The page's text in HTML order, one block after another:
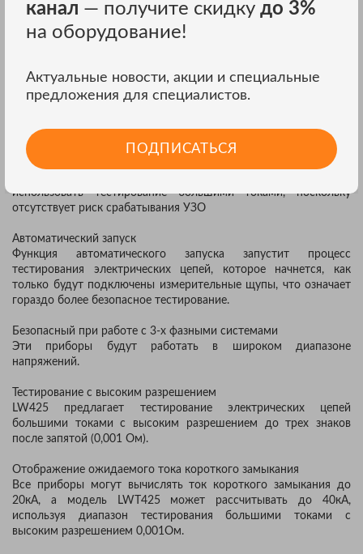
тестирования электрических цепей, гарантируя отсутствие
влияния побочного электрического шума на точность
измерения.
Существует два рабочих режима:
а) Тестирование выполняется в течение 10 секунд и, при
наличии шума, появится предупреждение.
продляется
Тестирование электрических цепей большими токами
использовать тестирование большими токами, поскольку
отсутствует риск срабатывания УЗО
Автоматический запуск
Функция автоматического запуска запустит процесс
тестирования электрических цепей, которое начнется, как
только будут подключены измерительные щупы, что означает
гораздо более безопасное тестирование.
Безопасный при работе с 3-х фазными системами
Эти приборы будут работать в широком диапазоне
напряжений.
Тестирование с высоким разрешением
LW425 предлагает тестирование электрических цепей
большими токами с высоким разрешением до трех знаков
после запятой (0,001 Ом).
Отображение ожидаемого тока короткого замыкания
Все приборы могут вычислять ток короткого замыкания до
20кА, а модель LWT425 может рассчитывать до 40кА,
используя диапазон тестирования большими токами с
высоким разрешением 0,001Ом.
канал — получите скидку до 3%
на оборудование!
Актуальные новости, акции и специальные
предложения для специалистов.
ПОДПИСАТЬСЯ